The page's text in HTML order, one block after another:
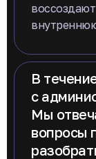
В
с
Мы
вопросы